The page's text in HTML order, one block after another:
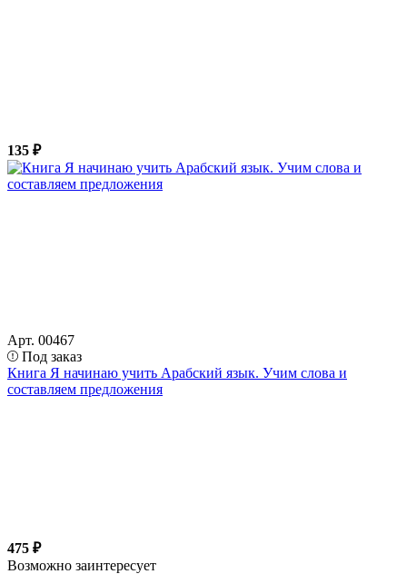
135 ₽
Арт. 00467
Под заказ
Книга Я начинаю учить Арабский язык. Учим слова и
составляем предложения
475 ₽
Возможно заинтересует